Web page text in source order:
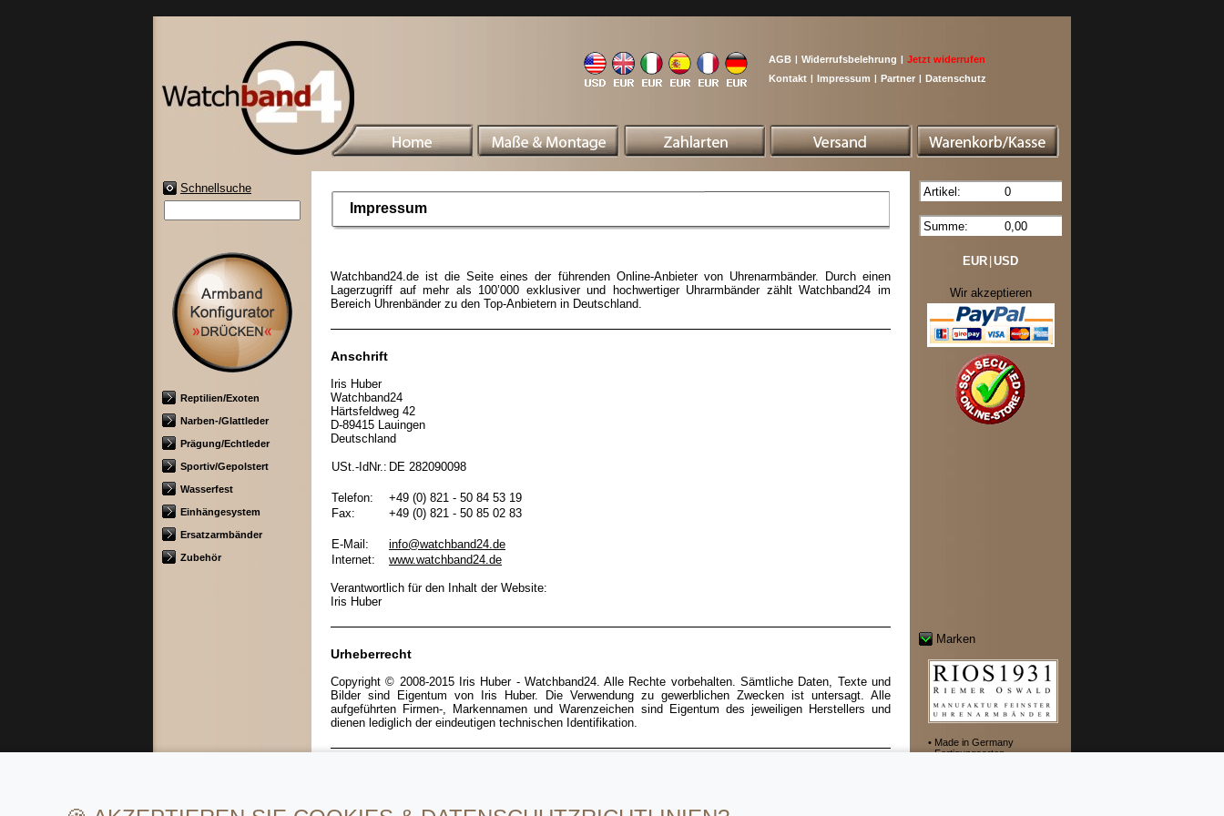
AGB | Widerrufsbelehrung | Jetzt widerrufen
Kontakt | Impressum | Partner | Datenschutz
Schnellsuche
Reptilien/Exoten
Narben-/Glattleder
Prägung/Echtleder
Sportiv/Gepolstert
Wasserfest
Einhängesystem
Ersatzarmbänder
Zubehör
Impressum
Watchband24.de ist die Seite eines der führenden Online-Anbieter von Uhrenarmbänder. Durch einen
Lagerzugriff auf mehr als 100’000 exklusiver und hochwertiger Uhrarmbänder zählt Watchband24 im
Bereich Uhrenbänder zu den Top-Anbietern in Deutschland.
Anschrift
Iris Huber
Watchband24
Härtsfeldweg 42
D-89415 Lauingen
Deutschland
USt.-IdNr.: DE 282090098
Telefon:
+49 (0) 821 - 50 84 53 19
Fax:
+49 (0) 821 - 50 85 02 83
E-Mail:
info@watchband24.de
Internet:
www.watchband24.de
Verantwortlich für den Inhalt der Website:
Iris Huber
Urheberrecht
Copyright © 2008-2015 Iris Huber - Watchband24. Alle Rechte vorbehalten. Sämtliche Daten, Texte und
Bilder sind Eigentum von Iris Huber. Die Verwendung zu gewerblichen Zwecken ist untersagt. Alle
aufgeführten Firmen-, Markennamen und Warenzeichen sind Eigentum des jeweiligen Herstellers und
dienen lediglich der eindeutigen technischen Identifikation.
Artikel: 0
Summe: 0,00
EUR USD
Wir akzeptieren
Marken
• Made in Germany
• Fertigungsarten